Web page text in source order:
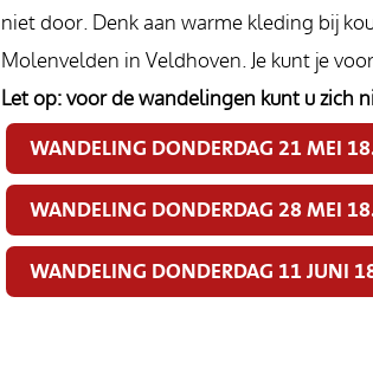
niet door. Denk aan warme kleding bij
Molenvelden in Veldhoven. Je kunt je
Let op: voor de wandelingen kunt u zich
WANDELING DONDERDAG 21 MEI
WANDELING DONDERDAG 28 MEI
WANDELING DONDERDAG 11 JUNI